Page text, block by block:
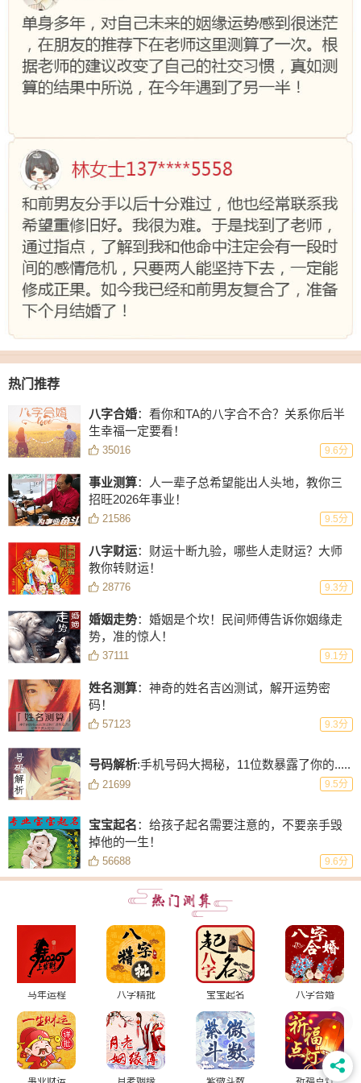
热门推荐
八字合婚：看你和TA的八字合不合？关系你后半
生幸福一定要看！
35016 9.6分
事业测算：人一辈子总希望能出人头地，教你三
招旺2026年事业！
21586 9.5分
八字财运：财运十断九验，哪些人走财运？大师
教你转财运！
28776 9.3分
婚姻走势：婚姻是个坎！民间师傅告诉你姻缘走
势，准的惊人！
37111 9.1分
姓名测算：神奇的姓名吉凶测试，解开运势密
码！
57123 9.3分
号码解析:手机号码大揭秘，11位数暴露了你的.....
21699 9.5分
宝宝起名：给孩子起名需要注意的，不要亲手毁
掉他的一生！
56688 9.6分
马年运程 八字精批 宝宝起名 八字合婚